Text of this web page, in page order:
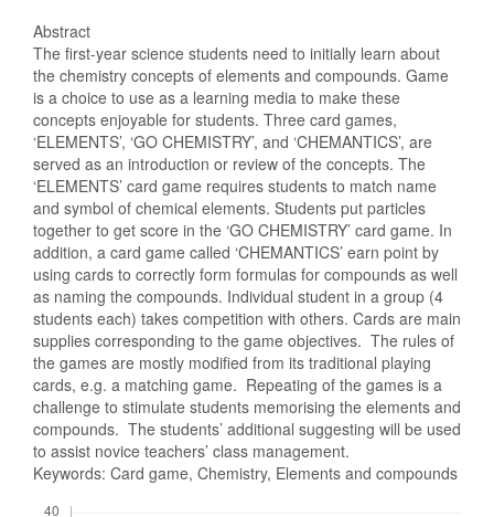
Abstract
The first-year science students need to initially learn about
the chemistry concepts of elements and compounds. Game
is a choice to use as a learning media to make these
concepts enjoyable for students. Three card games,
‘ELEMENTS’, ‘GO CHEMISTRY’, and ‘CHEMANTICS’, are
served as an introduction or review of the concepts. The
‘ELEMENTS’ card game requires students to match name
and symbol of chemical elements. Students put particles
together to get score in the ‘GO CHEMISTRY’ card game. In
addition, a card game called ‘CHEMANTICS’ earn point by
using cards to correctly form formulas for compounds as well
as naming the compounds. Individual student in a group (4
students each) takes competition with others. Cards are main
supplies corresponding to the game objectives. The rules of
the games are mostly modified from its traditional playing
cards, e.g. a matching game. Repeating of the games is a
challenge to stimulate students memorising the elements and
compounds. The students’ additional suggesting will be used
to assist novice teachers’ class management.
Keywords: Card game, Chemistry, Elements and compounds